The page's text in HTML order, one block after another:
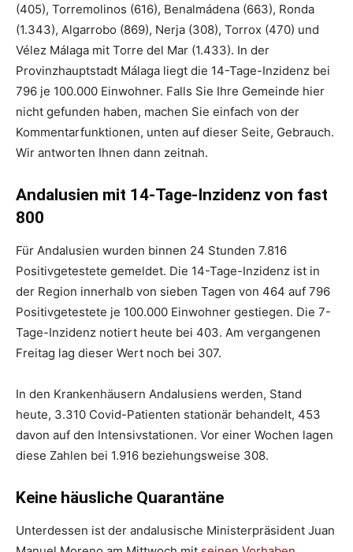
(405), Torremolinos (616), Benalmádena (663), Ronda
(1.343), Algarrobo (869), Nerja (308), Torrox (470) und
Vélez Málaga mit Torre del Mar (1.433). In der
Provinzhauptstadt Málaga liegt die 14-Tage-Inzidenz bei
796 je 100.000 Einwohner. Falls Sie Ihre Gemeinde hier
nicht gefunden haben, machen Sie einfach von der
Kommentarfunktionen, unten auf dieser Seite, Gebrauch.
Wir antworten Ihnen dann zeitnah.
Andalusien mit 14-Tage-Inzidenz von fast
800
Für Andalusien wurden binnen 24 Stunden 7.816
Positivgetestete gemeldet. Die 14-Tage-Inzidenz ist in
der Region innerhalb von sieben Tagen von 464 auf 796
Positivgetestete je 100.000 Einwohner gestiegen. Die 7-
Tage-Inzidenz notiert heute bei 403. Am vergangenen
Freitag lag dieser Wert noch bei 307.
In den Krankenhäusern Andalusiens werden, Stand
heute, 3.310 Covid-Patienten stationär behandelt, 453
davon auf den Intensivstationen. Vor einer Wochen lagen
diese Zahlen bei 1.916 beziehungsweise 308.
Keine häusliche Quarantäne
Unterdessen ist der andalusische Ministerpräsident Juan